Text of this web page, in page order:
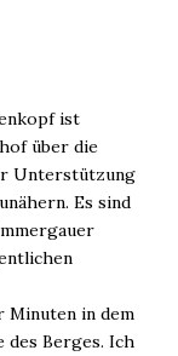
ist
über die
Unterstützung
Es sind
Minuten in dem
Berges. Ich